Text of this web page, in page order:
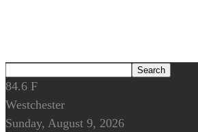
84.6 F
Westchester
Sunday, August 9, 2026